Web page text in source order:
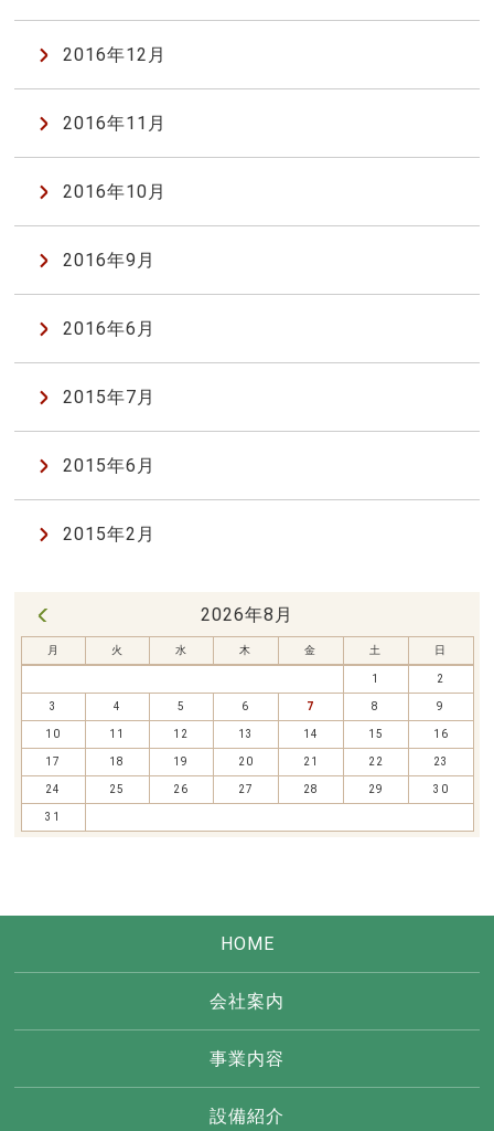
2016年12月
2016年11月
2016年10月
2016年9月
2016年6月
2015年7月
2015年6月
2015年2月
2026年8月
月 火 水 木 金 土 日
1 2
3 4 5 6 7 8 9
10 11 12 13 14 15 16
17 18 19 20 21 22 23
24 25 26 27 28 29 30
31
HOME
会社案内
事業内容
設備紹介